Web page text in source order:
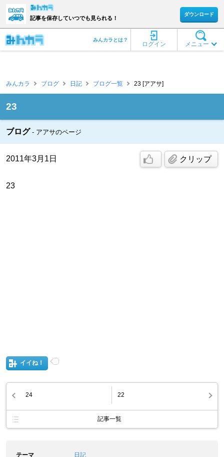
記事を保存していつでも見られる！
ダウンロード
メニュー
ログイン
みんカラとは？
みんカラ ブログ 日記 ブログ一覧 23 [アアサ]
23
ブログ アアサのページ
2011年3月1日 クリップ
23
イイね！
24 22
記事一覧
テーマ
日記